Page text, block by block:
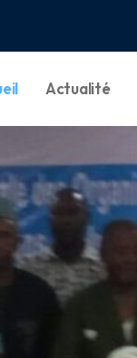
Actualité